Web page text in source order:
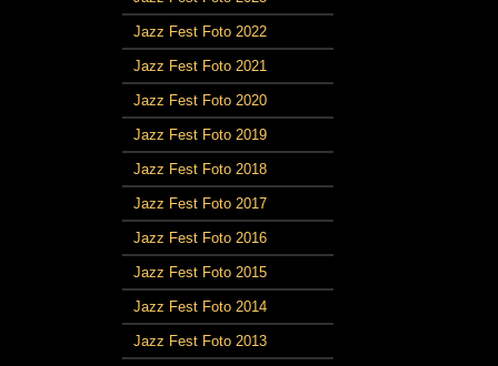
Jazz Fest Foto 2022
Jazz Fest Foto 2021
Jazz Fest Foto 2020
Jazz Fest Foto 2019
Jazz Fest Foto 2018
Jazz Fest Foto 2017
Jazz Fest Foto 2016
Jazz Fest Foto 2015
Jazz Fest Foto 2014
Jazz Fest Foto 2013